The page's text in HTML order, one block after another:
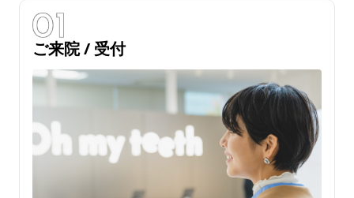
ご来院 / 受付